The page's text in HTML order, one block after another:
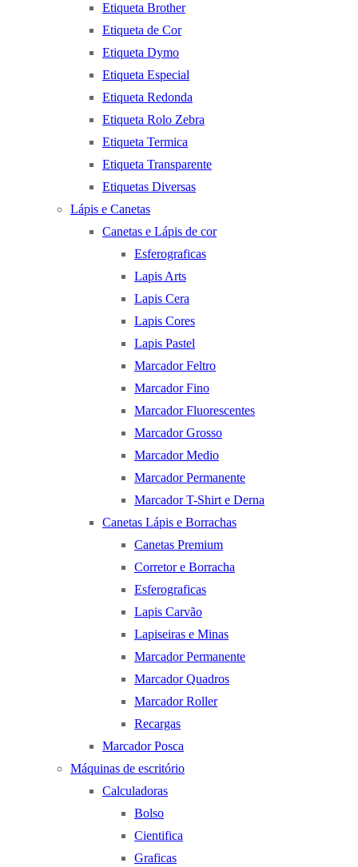
Etiqueta Brother
Etiqueta de Cor
Etiqueta Dymo
Etiqueta Especial
Etiqueta Redonda
Etiqueta Rolo Zebra
Etiqueta Termica
Etiqueta Transparente
Etiquetas Diversas
Lápis e Canetas
Canetas e Lápis de cor
Esferograficas
Lapis Arts
Lapis Cera
Lapis Cores
Lapis Pastel
Marcador Feltro
Marcador Fino
Marcador Fluorescentes
Marcador Grosso
Marcador Medio
Marcador Permanente
Marcador T-Shirt e Derna
Canetas Lápis e Borrachas
Canetas Premium
Corretor e Borracha
Esferograficas
Lapis Carvão
Lapiseiras e Minas
Marcador Permanente
Marcador Quadros
Marcador Roller
Recargas
Marcador Posca
Máquinas de escritório
Calculadoras
Bolso
Cientifica
Graficas